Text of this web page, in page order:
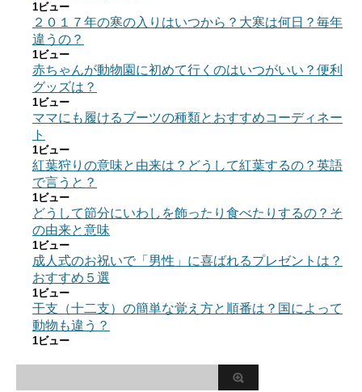
1ビュー
２０１７年の寒の入りはいつから？大寒は何日？毎年
違うの？
1ビュー
赤ちゃんが動物園に初めて行くのはいつがいい？便利
グッズは？
1ビュー
ママにも履けるブーツの種類とおすすめコーディネー
ト
1ビュー
紅葉狩りの意味と由来は？どうして紅葉するの？英語
で言うと？
1ビュー
どうして節分にいわしを飾ったり食べたりするの？そ
の由来と意味
1ビュー
成人式のお祝いで「男性」に喜ばれるプレゼントは？
おすすめ５選
1ビュー
干支（十二支）の簡単な覚え方と順番は？国によって
動物も違う？
1ビュー